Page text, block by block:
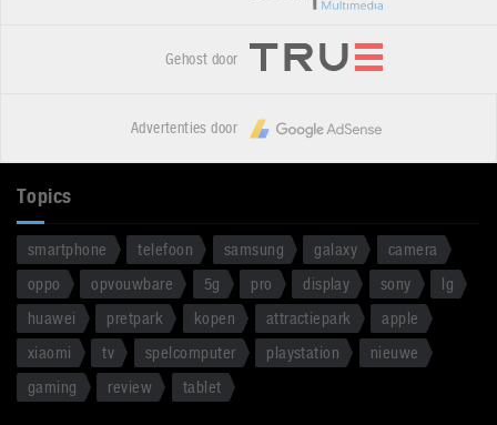
Gehost door
Advertenties door
Topics
smartphone telefoon samsung galaxy
camera
oppo
opvouwbare 5g pro display sony
lg
huawei
pretpark kopen attractiepark
apple
xiaomi
tv spelcomputer playstation
nieuwe
gaming
review tablet